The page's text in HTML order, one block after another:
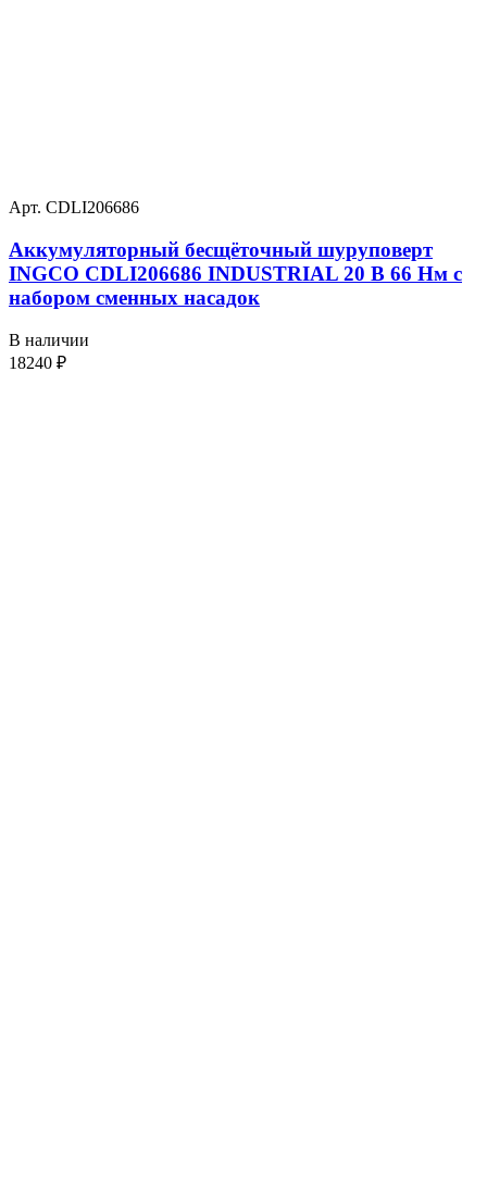
Арт. CDLI206686
Аккумуляторный бесщёточный шуруповерт
INGCO CDLI206686 INDUSTRIAL 20 В 66 Нм с
набором сменных насадок
В наличии
18240 ₽